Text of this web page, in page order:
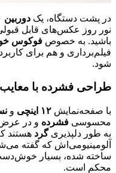
در پشت دستگاه، یک دوربین ۱۰ مگاپیکسلی ساده
نور روز عکس‌های قابل
باشید. به خصوص فوکوس
شود.
طراحی فشرده با
با صفحه‌نمایش ۱۲ اینچی و
محسوسی فشرده و در عرض
به طور دلپذیریگرد
آلومینیومی‌اش که گفته
ساخته شده، بسیار
محکم است.